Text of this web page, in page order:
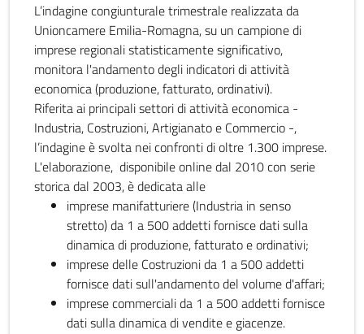
L’indagine congiunturale trimestrale realizzata da
Unioncamere Emilia-Romagna, su un campione di
imprese regionali statisticamente significativo,
monitora l'andamento degli indicatori di attività
economica (produzione, fatturato, ordinativi).
Riferita ai principali settori di attività economica -
Industria, Costruzioni, Artigianato e Commercio -,
l’indagine è svolta nei confronti di oltre 1.300 imprese.
L'elaborazione, disponibile online dal 2010 con serie
storica dal 2003, è dedicata alle
imprese manifatturiere (Industria in senso
stretto) da 1 a 500 addetti fornisce dati sulla
dinamica di produzione, fatturato e ordinativi;
imprese delle Costruzioni da 1 a 500 addetti
fornisce dati sull'andamento del volume d'affari;
imprese commerciali da 1 a 500 addetti fornisce
dati sulla dinamica di vendite e giacenze.